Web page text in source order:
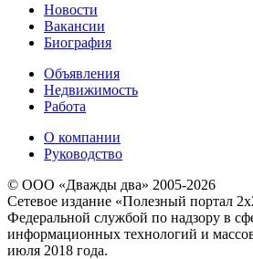
Новости
Вакансии
Биография
Объявления
Недвижимость
Работа
О компании
Руководство
© ООО «Дважды два» 2005-2026
Сетевое издание «Полезный портал
Федеральной службой по надзору в
информационных технологий и
июля 2018 года.